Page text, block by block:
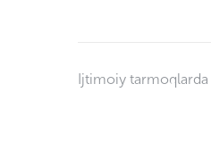
Ijtimoiy tarmoqlarda